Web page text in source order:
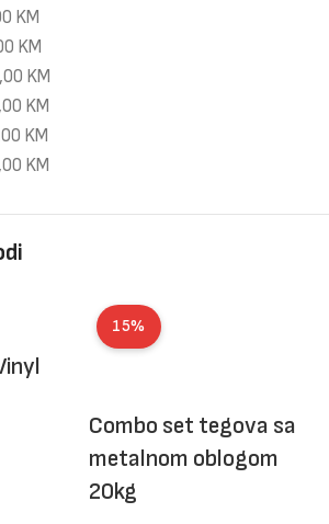
KM
KM
KM
KM
KM
KM
15%
Combo set tegova sa
metalnom oblogom
20kg